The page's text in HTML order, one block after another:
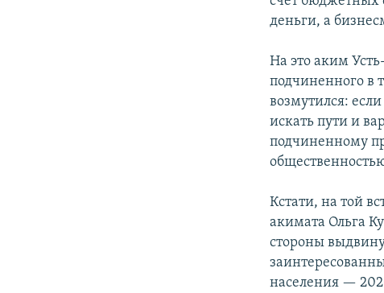
деньги, а
На это аким
подчиненного в
возмутился:
искать пути и
подчиненному
Кстати, на той
акимата Ольга
стороны
населения —